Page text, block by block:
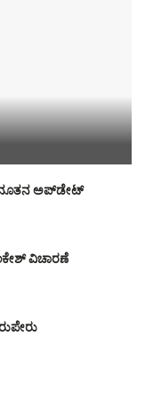
ನೂತನ ಅಪ್‌ಡೇಟ್‌
ವಿಚಾರಣೆ